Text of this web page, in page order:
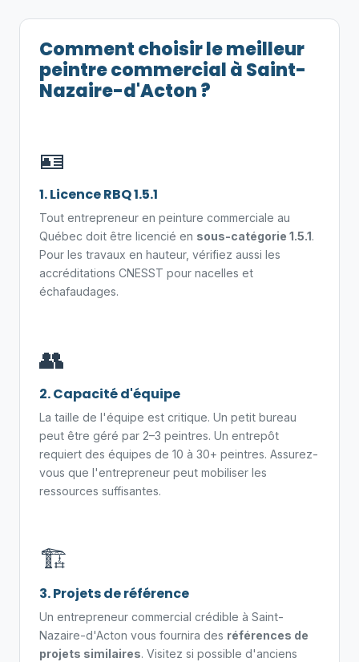
Comment choisir le meilleur
peintre commercial à Saint-
Nazaire-d'Acton ?
🪪
1. Licence RBQ 1.5.1
Tout entrepreneur en peinture commerciale au
Québec doit être licencié en sous-catégorie 1.5.1.
Pour les travaux en hauteur, vérifiez aussi les
accréditations CNESST pour nacelles et
échafaudages.
👥
2. Capacité d'équipe
La taille de l'équipe est critique. Un petit bureau
peut être géré par 2–3 peintres. Un entrepôt
requiert des équipes de 10 à 30+ peintres. Assurez-
vous que l'entrepreneur peut mobiliser les
ressources suffisantes.
🏗️
3. Projets de référence
Un entrepreneur commercial crédible à Saint-
Nazaire-d'Acton vous fournira des références de
projets similaires. Visitez si possible d'anciens